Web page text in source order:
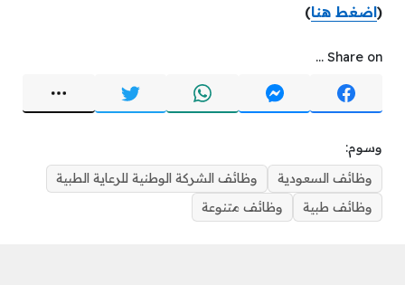
(اضغط هنا)
Share on ...
وسوم:
وظائف السعودية
وظائف الشركة الوطنية للرعاية الطبية
وظائف طبية
وظائف متنوعة